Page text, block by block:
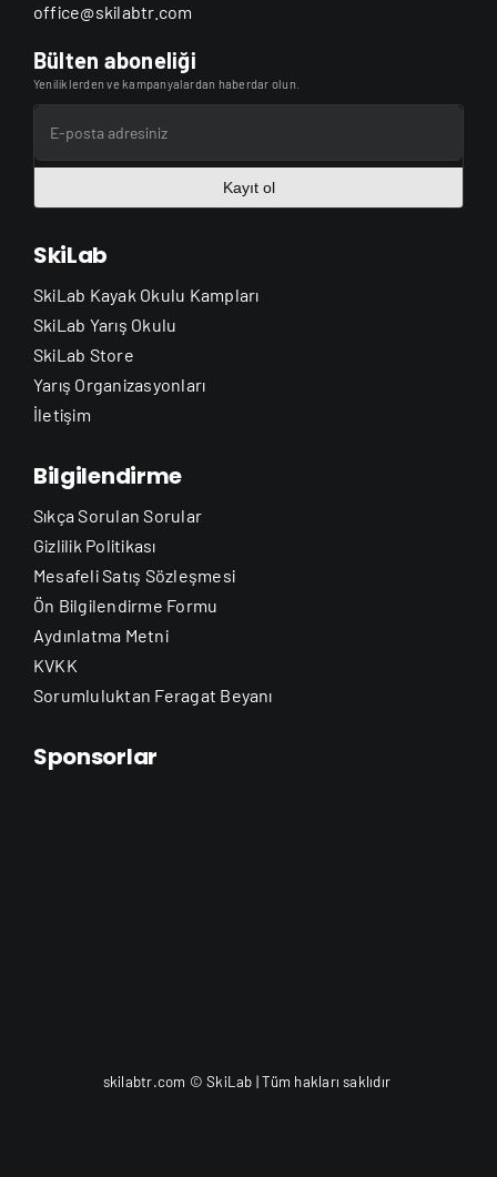
office@skilabtr.com
Bülten aboneliği
Yeniliklerden ve kampanyalardan haberdar olun.
Kayıt ol
SkiLab
SkiLab Kayak Okulu Kampları
SkiLab Yarış Okulu
SkiLab Store
Yarış Organizasyonları
İletişim
Bilgilendirme
Sıkça Sorulan Sorular
Gizlilik Politikası
Mesafeli Satış Sözleşmesi
Ön Bilgilendirme Formu
Aydınlatma Metni
KVKK
Sorumluluktan Feragat Beyanı
Sponsorlar
skilabtr.com © SkiLab | Tüm hakları saklıdır